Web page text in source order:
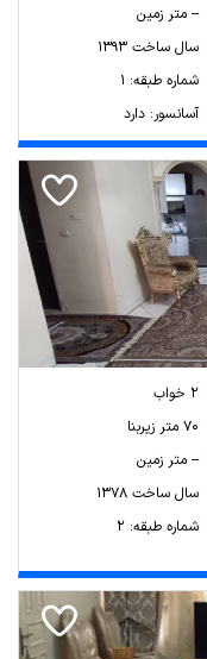
-- متر زمین
سال ساخت 1393
شماره طبقه: 1
آسانسور: دارد
2 خواب
70 متر زیربنا
-- متر زمین
سال ساخت 1378
شماره طبقه: 2